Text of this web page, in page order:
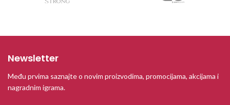
Newsletter
Među prvima saznajte o novim proizvodima, promocijama, akcijama i
nagradnim igrama.